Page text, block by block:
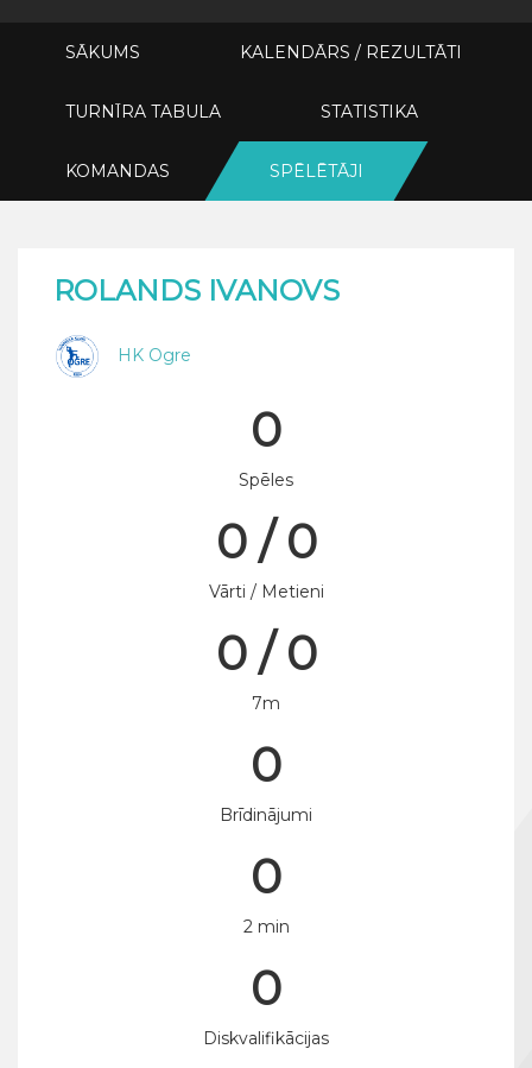
SĀKUMS KALENDĀRS / REZULTĀTI
TURNĪRA TABULA STATISTIKA
KOMANDAS SPĒLĒTĀJI
ROLANDS IVANOVS
HK Ogre
0
Spēles
0 / 0
Vārti / Metieni
0 / 0
7m
0
Brīdinājumi
0
2 min
0
Diskvalifikācijas